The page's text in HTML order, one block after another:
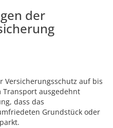
der
Versicherungsschutz auf bis
Transport ausgedehnt
dass das
Grundstück oder